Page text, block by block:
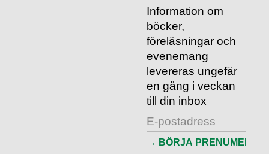
Information om
böcker,
föreläsningar och
evenemang
levereras ungefär
en gång i veckan
till din inbox